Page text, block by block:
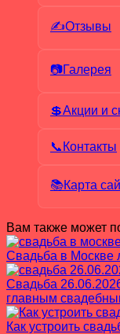
✍Отзывы
📷Галерея
💲Акции и
📞Контакты
📚Карта
Вам также может
Свадьба в Москве
Свадьба
главным
Как устроить